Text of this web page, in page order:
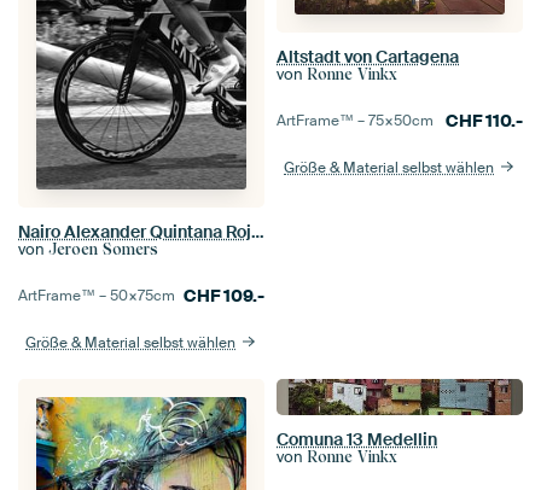
Nairo Alexander Quintana Rojas, Tour de France 2016
von Jeroen Somers
ArtFrame™ –50×75cm CHF109.-
Größe & Material selbst wählen
Altstadt von Cartagena
von Ronne Vinkx
ArtFrame™ –75×50cm CHF110.-
Größe & Material selbst wählen
Comuna 13 Medellin
von Ronne Vinkx